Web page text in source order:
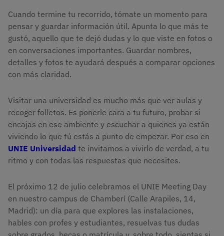
Cuando termine tu recorrido, tómate un momento para
pensar y guardar información útil. Apunta lo que más te
gustó, aquello que te dejó dudas y lo que viste en fotos o
en conversaciones importantes. Guardar nombres,
detalles y fotos te ayudará después a comparar opciones
con más claridad.
Visitar una universidad es mucho más que ver aulas y
recoger folletos. Es ponerle cara a tu futuro, probar si
encajas en ese ambiente y escuchar a quienes ya están
viviendo lo que tú estás a punto de empezar. Por eso en
UNIE Universidad te invitamos a vivirlo de verdad, a tu
ritmo y con todas las respuestas que necesites.
El próximo 12 de julio celebramos el UNIE Meeting Day
en nuestro campus de Chamberí (Calle Arapiles, 14,
Madrid): un día para que explores las instalaciones,
hables con profes y estudiantes, resuelvas tus dudas